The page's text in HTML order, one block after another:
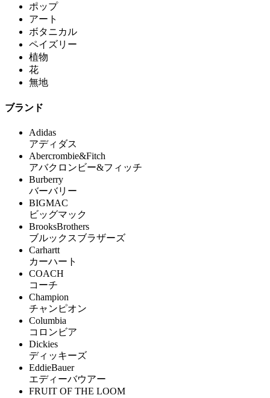
ポップ
アート
ボタニカル
ペイズリー
植物
花
無地
ブランド
Adidas
アディダス
Abercrombie&Fitch
アバクロンビー&フィッチ
Burberry
バーバリー
BIGMAC
ビッグマック
BrooksBrothers
ブルックスブラザーズ
Carhartt
カーハート
COACH
コーチ
Champion
チャンピオン
Columbia
コロンビア
Dickies
ディッキーズ
EddieBauer
エディーバウアー
FRUIT OF THE LOOM